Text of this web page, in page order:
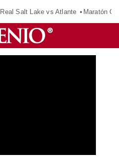
Real Salt Lake vs Atlante Maratón